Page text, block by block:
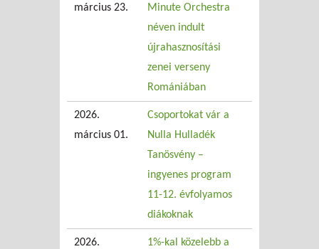
március 23.
Minute Orchestra
néven indult
újrahasznosítási
zenei verseny
Romániában
2026.
március 01.
Csoportokat vár a
Nulla Hulladék
Tanösvény –
ingyenes program
11-12. évfolyamos
diákoknak
2026.
1%-kal közelebb a